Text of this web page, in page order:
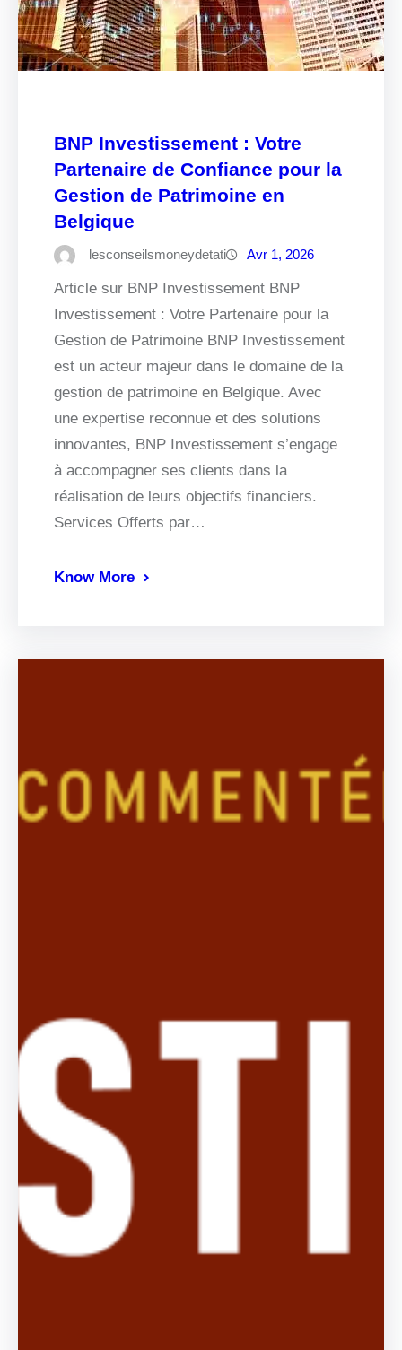
BNP Investissement : Votre
Partenaire de Confiance pour la
Gestion de Patrimoine en
Belgique
lesconseilsmoneydetati Avr 1, 2026
Article sur BNP Investissement BNP
Investissement : Votre Partenaire pour la
Gestion de Patrimoine BNP Investissement
est un acteur majeur dans le domaine de la
gestion de patrimoine en Belgique. Avec
une expertise reconnue et des solutions
innovantes, BNP Investissement s’engage
à accompagner ses clients dans la
réalisation de leurs objectifs financiers.
Services Offerts par…
Know More